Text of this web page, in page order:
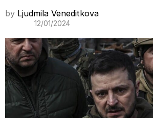
by Ljudmila Veneditkova
12/01/2024